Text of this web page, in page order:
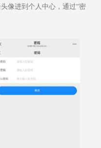
像进到个人中心，通过“密